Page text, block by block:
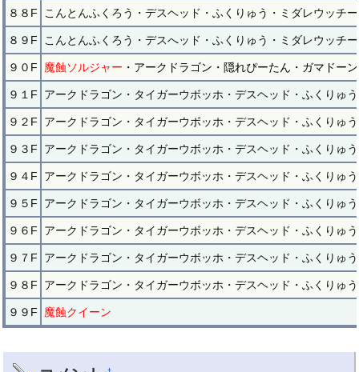
８８F こんとんふくろう・デスヘッド・ふくりゅう・ミダレウッチ
８９F こんとんふくろう・デスへッド・ふくりゅう・ミダレウッチ
９０F 魔蝕ソルジャー ・アークドラゴン・隠れぴーたん・ガマドー
９１F アークドラゴン・タイガーウボッホ・デスヘッド・ふくりゅ
９２F アークドラゴン・タイガーウボッホ・デスヘッド・ふくりゅ
９３F アークドラゴン・タイガーウボッホ・デスヘッド・ふくりゅ
９４F アークドラゴン・タイガーウボッホ・デスヘッド・ふくりゅ
９５F アークドラゴン・タイガーウボッホ・デスヘッド・ふくりゅ
９６F アークドラゴン・タイガーウボッホ・デスヘッド・ふくりゅ
９７F アークドラゴン・タイガーウボッホ・デスヘッド・ふくりゅ
９８F アークドラゴン・タイガーウボッホ・デスヘッド・ふくりゅ
９９F 魔蝕クイーン